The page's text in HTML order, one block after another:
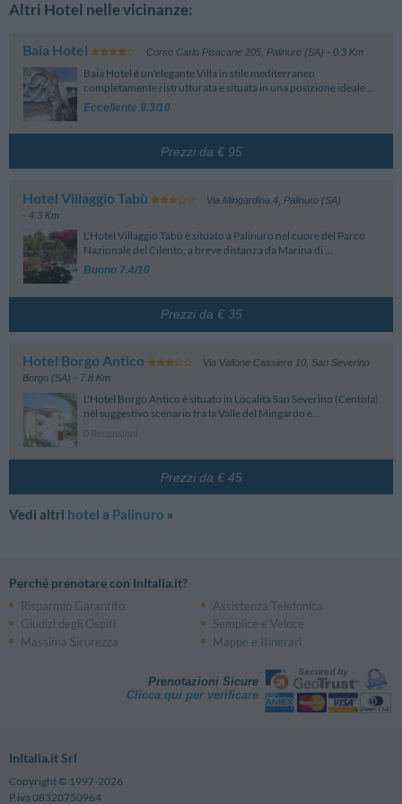
dalla data di arrivo.
In caso di cancellazione oltre tale termine, o in caso di mancato arrivo in
hotel, verrà addebitato l'importo della prima notte.
Nessun pagamento anticipato, il pagamento di questa camera avverrà
direttamente in hotel.
Importante: questi indicati sono i termini di prenotazione standard e
possono variare in base al periodo di soggiorno, alle camere e alle tariffe
scelte. Prestare attenzione ai dettagli delle tariffe in fase di prenotazione.
Altri Hotel nelle vicinanze:
Baia Hotel Corso Carlo Pisacane 205, Palinuro (SA) - 0.3 Km
Baia Hotel è un'elegante Villa in stile mediterraneo
completamente ristrutturata e situata in una posizione ideale ...
Eccellente 9.3/10
Prezzi da € 95
Hotel Villaggio Tabù Via Mingardina 4, Palinuro (SA)
- 4.3 Km
L'Hotel Villaggio Tabù è situato a Palinuro nel cuore del Parco
Nazionale del Cilento, a breve distanza da Marina di ...
Buono 7.4/10
Prezzi da € 35
Hotel Borgo Antico Via Vallone Cassiere 10, San Severino
Borgo (SA) - 7.8 Km
L'Hotel Borgo Antico è situato in Località San Severino (Centola)
nel suggestivo scenario fra la Valle del Mingardo e...
0 Recensioni
Prezzi da € 45
Vedi altri hotel a Palinuro »
Perché prenotare con InItalia.it?
Risparmio Garantito
Assistenza Telefonica
Giudizi degli Ospiti
Semplice e Veloce
Massima Sicurezza
Mappe e Itinerari
Prenotazioni Sicure
Clicca qui per verificare
InItalia.it Srl
Copyright © 1997-2026
P.iva 08320750964